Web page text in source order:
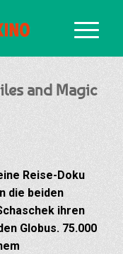
and Magic
Reise-Doku
die beiden
ihren
Globus. 75.000